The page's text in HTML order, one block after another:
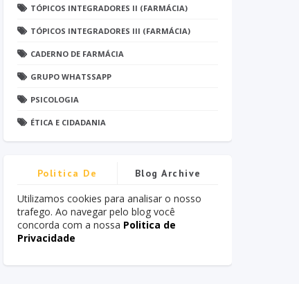
TÓPICOS INTEGRADORES II (FARMÁCIA)
TÓPICOS INTEGRADORES III (FARMÁCIA)
CADERNO DE FARMÁCIA
GRUPO WHATSSAPP
PSICOLOGIA
ÉTICA E CIDADANIA
Politica De
Privacidade
Blog Archive
Utilizamos cookies para analisar o nosso
trafego. Ao navegar pelo blog você
concorda com a nossa Politica de
Privacidade